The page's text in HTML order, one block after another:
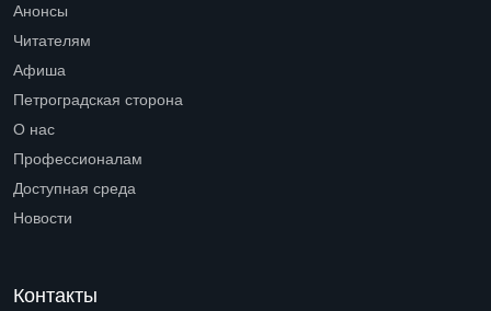
Анонсы
Читателям
Афиша
Петроградская сторона
О нас
Профессионалам
Доступная среда
Новости
Контакты